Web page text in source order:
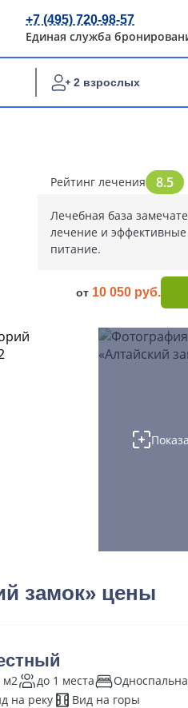
+7 (495) 720-98-57
Единая служба
2 взрослых
Рейтинг лечения 8.5
Лечебная база
лечение и
питание.
от 10 050 руб.
замок» цены
м2 до 1 места
на реку
Вид на горы